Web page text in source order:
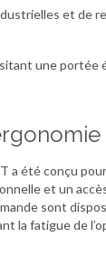
et de
une portée
a été conçu
et un
sont
la fatigue de